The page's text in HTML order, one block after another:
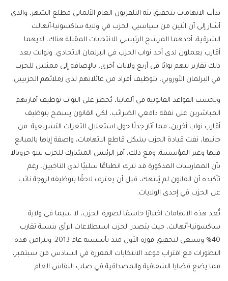
بدأت الاتهامات بتحقيق بثه التلفزيون العام الألماني مطلع الشهر، والذي
أشار إلى أن اثنين من سياسيي الحزب في ولاية ساكسونيا-أنهالت
الشرقية، أحدهما المرشح الرئيسي للانتخابات المقبلة هناك، لديهما
أقارب يعملون لدى أحد نواب الحزب في البرلمان الاتحادي. وتوالت بعد
ذلك تقارير تتهم نوابًا في أربع ولايات أخرى، بالإضافة إلى ممثلين للحزب
في البرلمان الأوروبي، بتوظيف أفراد من عائلاتهم لدى زملائهم الحزبيين.
وبحسب القواعد القانونية في ألمانيا، يُحظر على النواب توظيف أقاربهم
المباشرين على نفقة دافعي الضرائب، لكن القانون يسمح بتوظيف
أقارب نواب آخرين، مما أثار جدلًا حول استغلال الثغرات التشريعية. من
جانبها، نفت قيادة الحزب بشكل قاطع الاتهامات، واصفة إياها بالمبالغ
فيها وغير المؤسسة. ومع ذلك، أقر الرئيس المشارك للحزب تينو خروبالا
بأن الممارسات المذكورة قد تترك انطباعًا سلبيًا لدى الناخبين، رغم
تأكيده أن القانون لم يُنتهك، قبل أن يعترف لاحقًا بتوظيفه لزوجة نائب
عن الحزب في إحدى الولايات.
تُعد هذه الاتهامات اختبارًا حاسمًا لصورة الحزب، لا سيما في ولاية
ساكسونيا-أنهالت، حيث يتصدر الحزب استطلاعات الرأي بنسبة تقارب
40% ويسعى لتحقيق فوزه الأول منذ تأسيسه عام 2013. وتتزامن هذه
التطورات مع اقتراب موعد الانتخابات المقررة في السادس من سبتمبر،
مما يضع قضايا الشفافية والمصداقية في صلب النقاش العام.